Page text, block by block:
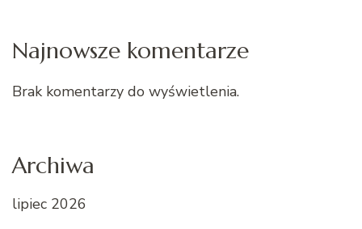
Najnowsze komentarze
Brak komentarzy do wyświetlenia.
Archiwa
lipiec 2026